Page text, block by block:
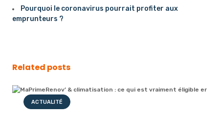
Pourquoi le coronavirus pourrait profiter aux
emprunteurs ?
Related posts
ACTUALITÉ